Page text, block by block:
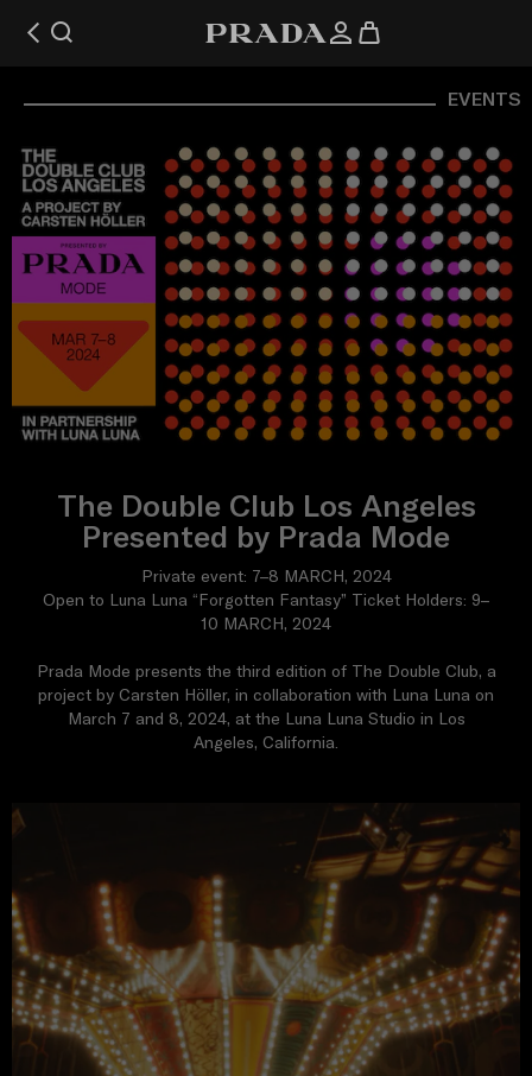
EVENTS
The Double Club Los Angeles
Presented by Prada Mode
Private event: 7–8 MARCH, 2024
Open to Luna Luna “Forgotten Fantasy” Ticket Holders: 9–
10 MARCH, 2024
Prada Mode presents the third edition of The Double Club, a
project by Carsten Höller, in collaboration with Luna Luna on
March 7 and 8, 2024, at the Luna Luna Studio in Los
Angeles, California.